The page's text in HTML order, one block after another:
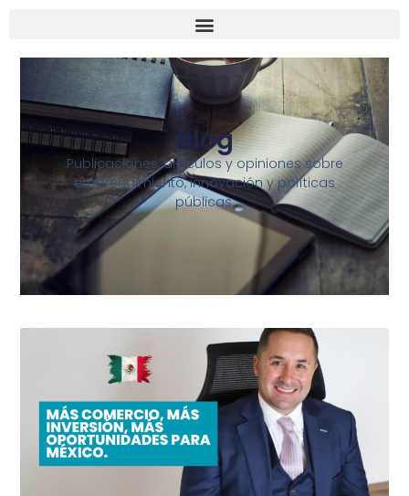
Blog
Publicaciones, artículos y opiniones sobre
emprendimiento, innovación y políticas
públicas.